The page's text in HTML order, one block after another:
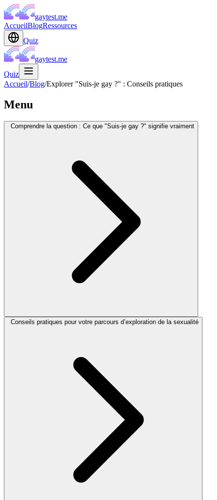
gaytest.me
AccueilBlogRessources
Quiz
gaytest.me
Quiz
Accueil/Blog/Explorer "Suis-je gay ?" : Conseils pratiques
Menu
Comprendre la question : Ce que "Suis-je gay ?" signifie vraiment
Conseils pratiques pour votre parcours d’exploration de la sexualité